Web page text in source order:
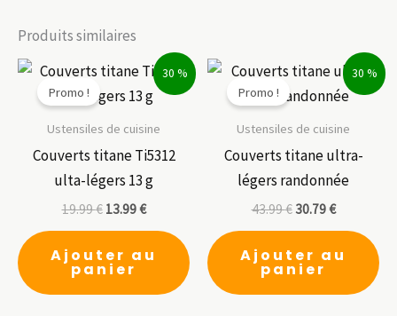
Produits similaires
30 %
Promo !
Ustensiles de cuisine
Couverts titane Ti5312
ulta-légers 13 g
19.99€ 13.99€
Ajouter au
panier
30 %
Promo !
Ustensiles de cuisine
Couverts titane ultra-
légers randonnée
43.99€ 30.79€
Ajouter au
panier